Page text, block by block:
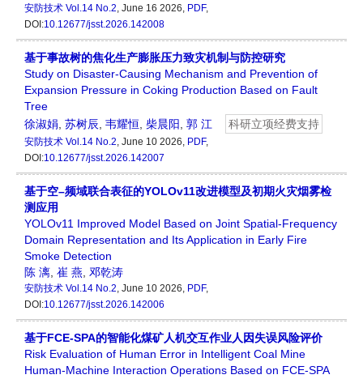
安防技术 Vol.14 No.2, June 16 2026, PDF,
DOI:10.12677/jsst.2026.142008
基于事故树的焦化生产膨胀压力致灾机制与防控研究
Study on Disaster-Causing Mechanism and Prevention of
Expansion Pressure in Coking Production Based on Fault
Tree
徐淑娟 苏树辰 韦耀恒 柴晨阳 郭 江 科研立项经费支持
安防技术 Vol.14 No.2, June 10 2026, PDF,
DOI:10.12677/jsst.2026.142007
基于空–频域联合表征的YOLOv11改进模型及初期火灾烟雾检
测应用
YOLOv11 Improved Model Based on Joint Spatial-Frequency
Domain Representation and Its Application in Early Fire
Smoke Detection
陈 漓 崔 燕 邓乾涛
安防技术 Vol.14 No.2, June 10 2026, PDF,
DOI:10.12677/jsst.2026.142006
基于FCE-SPA的智能化煤矿人机交互作业人因失误风险评价
Risk Evaluation of Human Error in Intelligent Coal Mine
Human-Machine Interaction Operations Based on FCE-SPA